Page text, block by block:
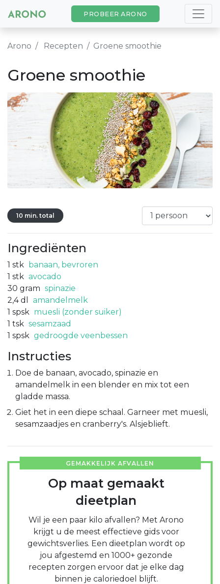
PROBEER ARONO
Arono Recepten Groene smoothie
Groene smoothie
10 min. total
Ingrediënten
1 stk banaan, bevroren
1 stk avocado
30 gram spinazie
2,4 dl
amandelmelk
1 spsk muesli (zonder suiker)
1 tsk sesamzaad
1 spsk gedroogde veenbessen
Instructies
Doe de banaan, avocado, spinazie en
amandelmelk in een blender en mix tot een
gladde massa.
Giet het in een diepe schaal. Garneer met muesli,
sesamzaadjes en cranberry's. Alsjeblieft.
GEMAKKELIJK AFVALLEN
Op maat gemaakt
dieetplan
Wil je een paar kilo afvallen? Met Arono
krijgt u de meest effectieve gids voor
gewichtsverlies. Een dieetplan wordt op
jou afgestemd en 1000+ gezonde
recepten zorgen ervoor dat je elke dag
binnen je caloriedoel blijft.